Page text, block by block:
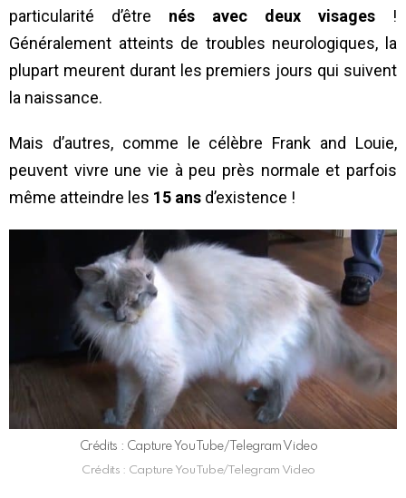
particularité d’être nés avec deux visages !
Généralement atteints de troubles neurologiques, la
plupart meurent durant les premiers jours qui suivent
la naissance.
Mais d’autres, comme le célèbre Frank and Louie,
peuvent vivre une vie à peu près normale et parfois
même atteindre les 15 ans d’existence !
Crédits : Capture YouTube/Telegram Video
Crédits : Capture YouTube/Telegram Video